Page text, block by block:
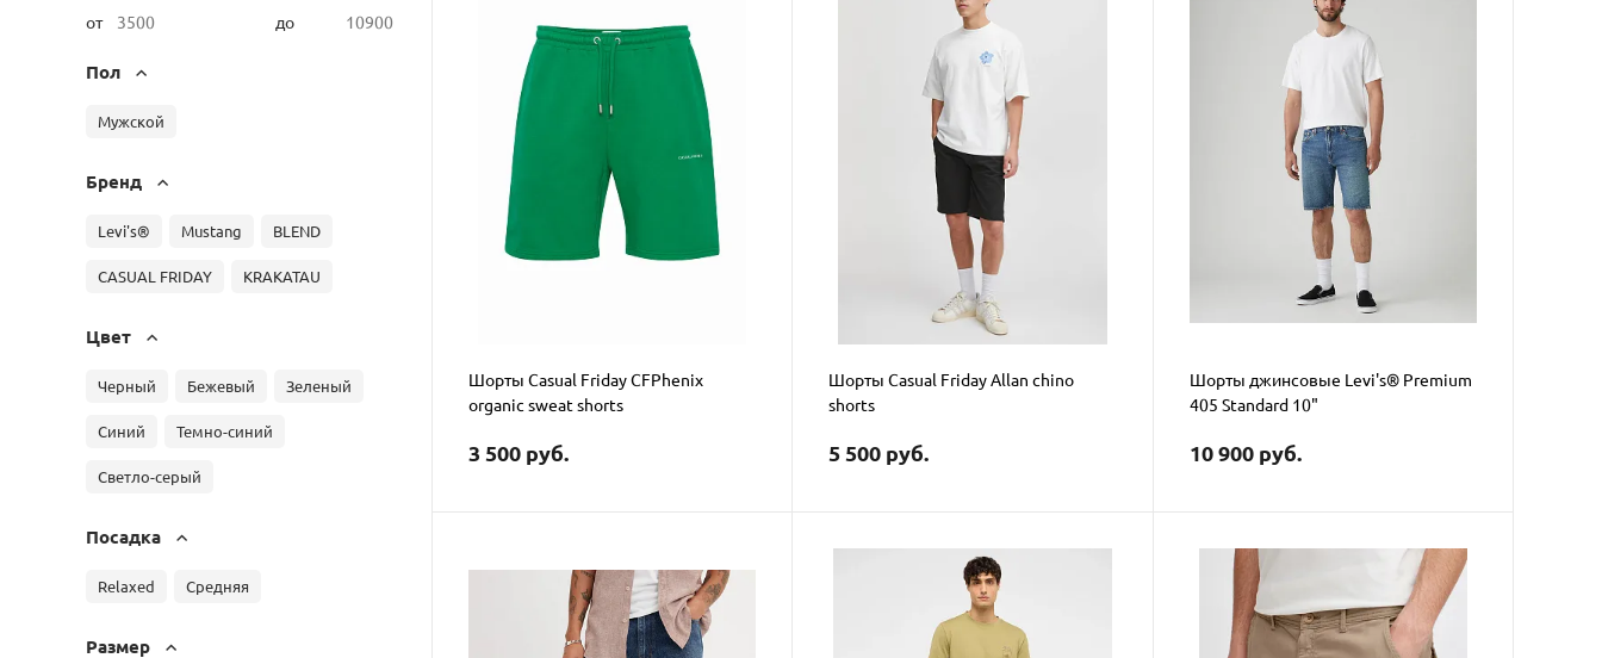
от до
Пол
Мужской
Бренд
Levi's® Mustang BLEND
CASUAL FRIDAY KRAKATAU
Цвет
Черный Бежевый Зеленый
Синий Темно-синий
Светло-серый
Посадка
Relaxed Средняя
Размер
Шорты Casual Friday CFPhenix
organic sweat shorts
3 500 руб.
Шорты Casual Friday Allan chino
shorts
5 500 руб.
Шорты джинсовые Levi's® Premium
405 Standard 10"
10 900 руб.